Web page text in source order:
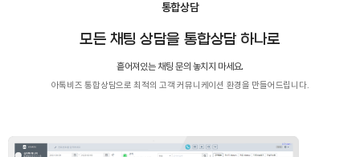
통합상담
모든 채팅 상담을 통합상담 하나로
흩어져있는 채팅 문의 놓치지 마세요.
아톡비즈 통합상담으로 최적의 고객 커뮤니케이션 환경을 만들어드립니다.